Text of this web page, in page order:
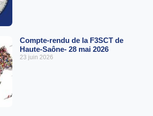
Compte-rendu de la F3SCT de
Haute-Saône- 28 mai 2026
23 juin 2026